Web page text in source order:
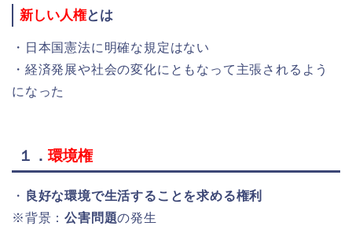
新しい人権とは
・日本国憲法に明確な規定はない
・経済発展や社会の変化にともなって主張されるよう
になった
１． 環境権
・
良好な環境で生活することを求める権利
※背景：公害問題の発生